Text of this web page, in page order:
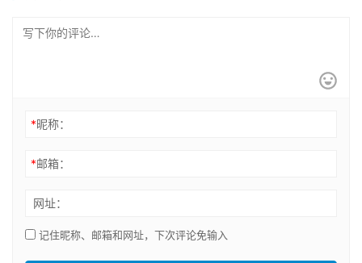
*昵称：
*邮箱：
网址：
记住昵称、邮箱和网址，下次评论免输入